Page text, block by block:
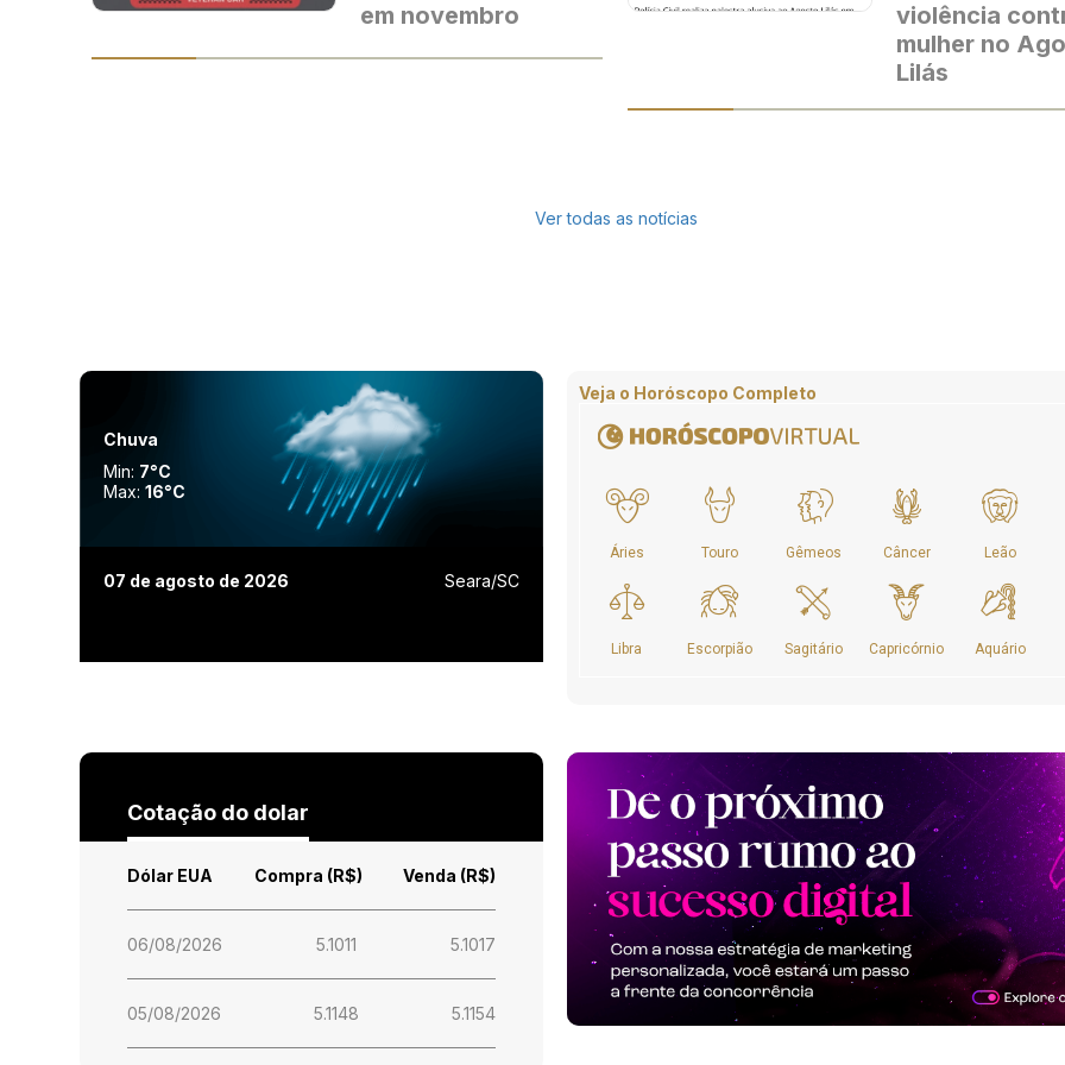
em novembro
violência
mulher no
Lilás
Ver todas as notícias
Chuva
Min: 7°C
Max: 16°C
07 de agosto de 2026 Seara/SC
Veja o Horóscopo Completo
Cotação do dolar
Dólar EUA Compra (R$) Venda (R$)
06/08/2026 5.1011 5.1017
05/08/2026 5.1148 5.1154